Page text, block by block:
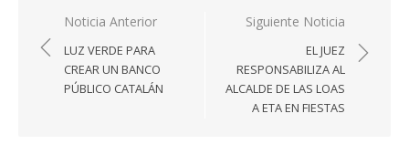
Navegación
de
entradas
Noticia Anterior
LUZ VERDE PARA
CREAR UN BANCO
PÚBLICO CATALÁN
Siguiente Noticia
EL JUEZ
RESPONSABILIZA AL
ALCALDE DE LAS LOAS
A ETA EN FIESTAS